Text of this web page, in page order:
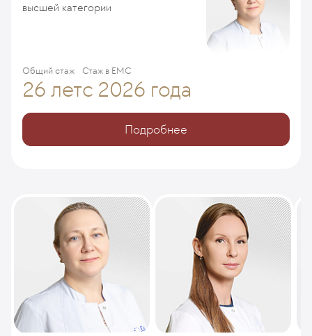
высшей категории
Общий стаж
26 лет
Стаж в ЕМС
с 2026 года
Подробнее